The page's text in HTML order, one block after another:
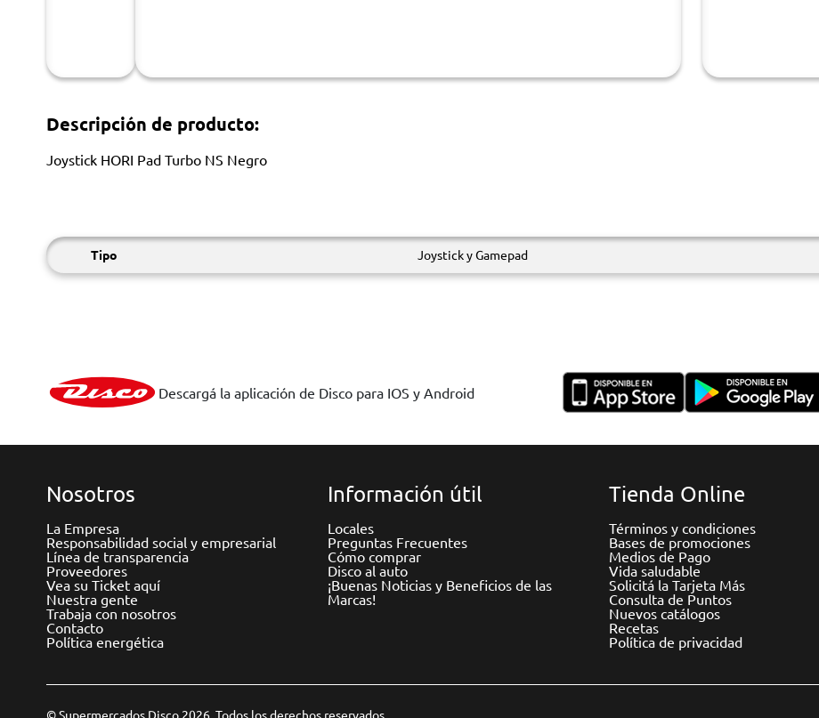
Descripción de producto:
Joystick HORI Pad Turbo NS Negro
Tipo Joystick y Gamepad
Descargá la aplicación de Disco para IOS y Android
Nosotros
La Empresa
Responsabilidad social y empresarial
Línea de transparencia
Proveedores
Vea su Ticket aquí
Nuestra gente
Trabaja con nosotros
Contacto
Política energética
Información útil
Locales
Preguntas Frecuentes
Cómo comprar
Disco al auto
¡Buenas Noticias y Beneficios de las
Marcas!
Tienda Online
Términos y condiciones
Bases de promociones
Medios de Pago
Vida saludable
Solicitá la Tarjeta Más
Consulta de Puntos
Nuevos catálogos
Recetas
Política de privacidad
© Supermercados Disco 2026. Todos los derechos reservados